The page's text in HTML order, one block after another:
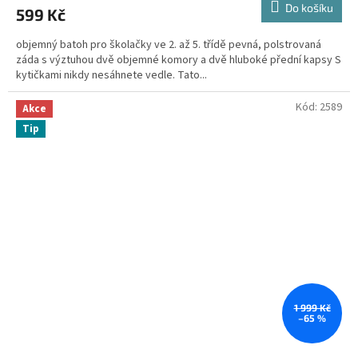
599 Kč Do košíku
objemný batoh pro školačky ve 2. až 5. třídě pevná, polstrovaná
záda s výztuhou dvě objemné komory a dvě hluboké přední kapsy S
kytičkami nikdy nesáhnete vedle. Tato...
Akce
Tip
1 999 Kč
–65 %
Kód: 2589